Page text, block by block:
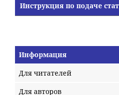
Инструкция по подаче
Информация
Для читателей
Для авторов